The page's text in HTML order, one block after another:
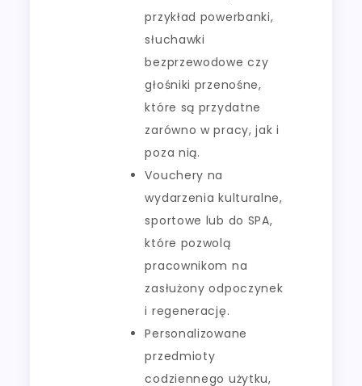
przykład powerbanki,
słuchawki
bezprzewodowe czy
głośniki przenośne,
które są przydatne
zarówno w pracy, jak i
poza nią.
Vouchery na
wydarzenia kulturalne,
sportowe lub do SPA,
które pozwolą
pracownikom na
zasłużony odpoczynek
i regenerację.
Personalizowane
przedmioty
codziennego użytku,